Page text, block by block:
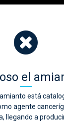
el
está
agente
llegando a